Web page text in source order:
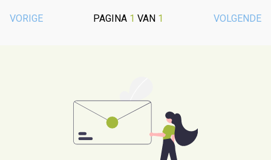
VORIGE PAGINA 1 VAN 1 VOLGENDE